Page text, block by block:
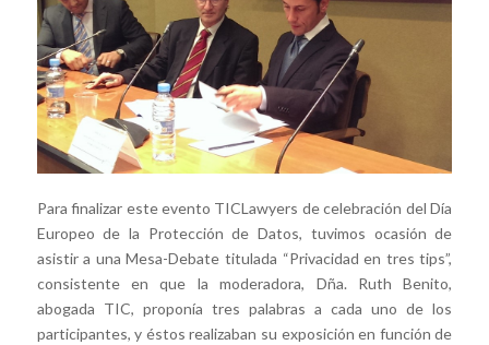
Para finalizar este evento TICLawyers de celebración del Día
Europeo de la Protección de Datos, tuvimos ocasión de
asistir a una Mesa-Debate titulada “Privacidad en tres tips”,
consistente en que la moderadora, Dña. Ruth Benito,
abogada TIC, proponía tres palabras a cada uno de los
participantes, y éstos realizaban su exposición en función de